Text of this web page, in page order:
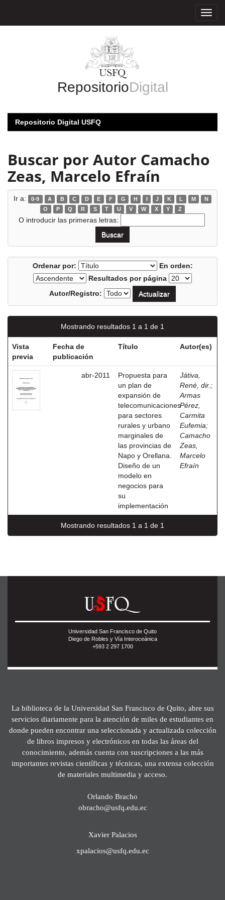
RepositorioDigital
Repositorio Digital USFQ
Buscar por Autor Camacho
Zeas, Marcelo Efraín
Ir a: 0-9 A B C D E F G H I J K L M
N
O
P Q R S T U V W X Y Z
O introducir las primeras letras:
Ordenar por:
En orden:
Resultados por página
Autor/Registro:
Mostrando resultados 1 a 1 de 1
Vista
previa
Fecha de
publicación
Título Autor(es)
abr-2011
Propuesta para
un plan de
expansión de
telecomunicaciones
para sectores
rurales y urbano
marginales de
las provincias de
Napo y Orellana.
Diseño de un
modelo en
negocios para
su
implementación
Játiva,
René, dir. ;
Armas
Pérez,
Carmita
Eufemia;
Camacho
Zeas,
Marcelo
Efraín
Mostrando resultados 1 a 1 de 1
Universidad San Francisco de Quito
Diego de Robles y Vía Interoceánica
+593 2 297 1700
La biblioteca de la Universidad San Francisco de Quito, abre sus
servicios diariamente para la atención de miles de estudiantes en
donde pueden encontrar una seleccionada y actualizada colección
de libros impresos y electrónicos en todas las áreas del
conocimiento, además cuenta con suscripciones a las más
importantes revistas científicas y técnicas, una extensa colección
de materiales multimedia y acceso.
Orlando Bracho
obracho@usfq.edu.ec
Xavier Palacios
xpalacios@usfq.edu.ec